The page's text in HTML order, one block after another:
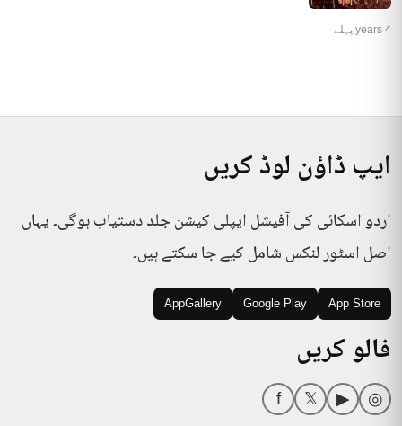
4 years پہلے
ایپ ڈاؤن لوڈ کریں
اردو اسکائی کی آفیشل ایپلی کیشن جلد دستیاب ہوگی۔ یہاں
اصل اسٹور لنکس شامل کیے جا سکتے ہیں۔
App Store
Google Play
AppGallery
فالو کریں
◎
▶
𝕏
f